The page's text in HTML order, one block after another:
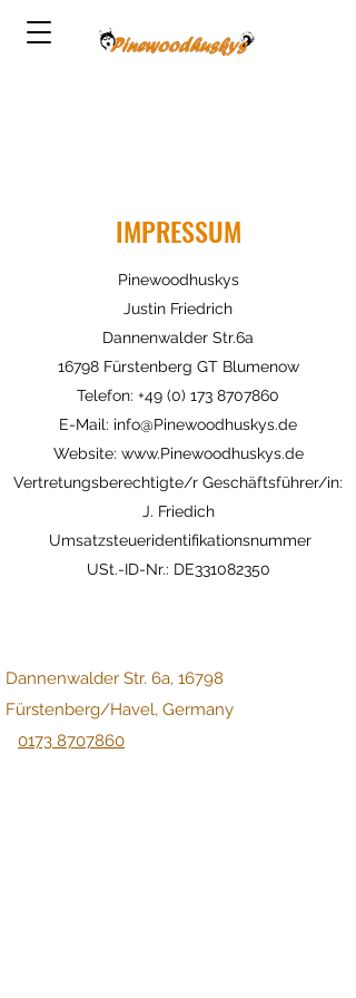
IMPRESSUM
Pinewoodhuskys
Justin Friedrich
Dannenwalder Str.6a
16798 Fürstenberg GT Blumenow
Telefon: +49 (0) 173 8707860
E-Mail: info@Pinewoodhuskys.de
Website: www.Pinewoodhuskys.de
Vertretungsberechtigte/r Geschäftsführer/in:
J. Friedich
Umsatzsteueridentifikationsnummer
USt.-ID-Nr.: DE331082350
Dannenwalder Str. 6a, 16798
Fürstenberg/Havel, Germany
0173 8707860